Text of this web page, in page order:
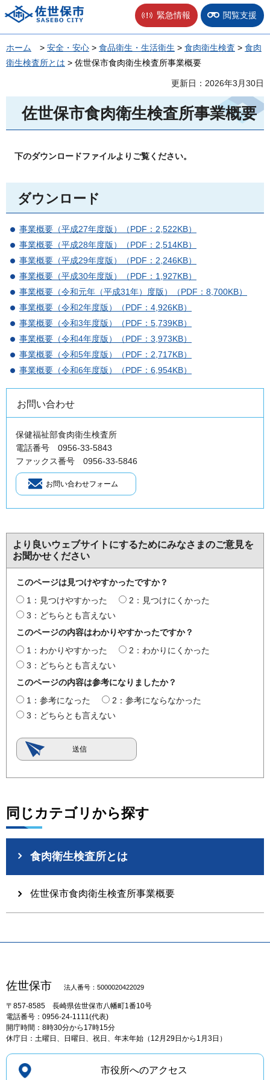
佐世保市 緊急情報 閲覧支援
ホーム > 安全・安心 > 食品衛生・生活衛生 > 食肉衛生検査 > 食肉
衛生検査所とは > 佐世保市食肉衛生検査所事業概要
更新日：2026年3月30日
佐世保市食肉衛生検査所事業概要
下のダウンロードファイルよりご覧ください。
ダウンロード
事業概要（平成27年度版）（PDF：2,522KB）
事業概要（平成28年度版）（PDF：2,514KB）
事業概要（平成29年度版）（PDF：2,246KB）
事業概要（平成30年度版）（PDF：1,927KB）
事業概要（令和元年（平成31年）度版）（PDF：8,700KB）
事業概要（令和2年度版）（PDF：4,926KB）
事業概要（令和3年度版）（PDF：5,739KB）
事業概要（令和4年度版）（PDF：3,973KB）
事業概要（令和5年度版）（PDF：2,717KB）
事業概要（令和6年度版）（PDF：6,954KB）
お問い合わせ
保健福祉部食肉衛生検査所
電話番号 0956-33-5843
ファックス番号 0956-33-5846
より良いウェブサイトにするためにみなさまのご意見を
お聞かせください
このページは見つけやすかったですか？
1：見つけやすかった
2：見つけにくかった
3：どちらとも言えない
このページの内容はわかりやすかったですか？
1：わかりやすかった
2：わかりにくかった
3：どちらとも言えない
このページの内容は参考になりましたか？
1：参考になった
2：参考にならなかった
3：どちらとも言えない
同じカテゴリから探す
食肉衛生検査所とは
佐世保市食肉衛生検査所事業概要
佐世保市 法人番号：5000020422029
〒857-8585 長崎県佐世保市八幡町1番10号
電話番号：0956-24-1111(代表)
開庁時間：8時30分から17時15分
休庁日：土曜日、日曜日、祝日、年末年始（12月29日から1月3日）
市役所へのアクセス